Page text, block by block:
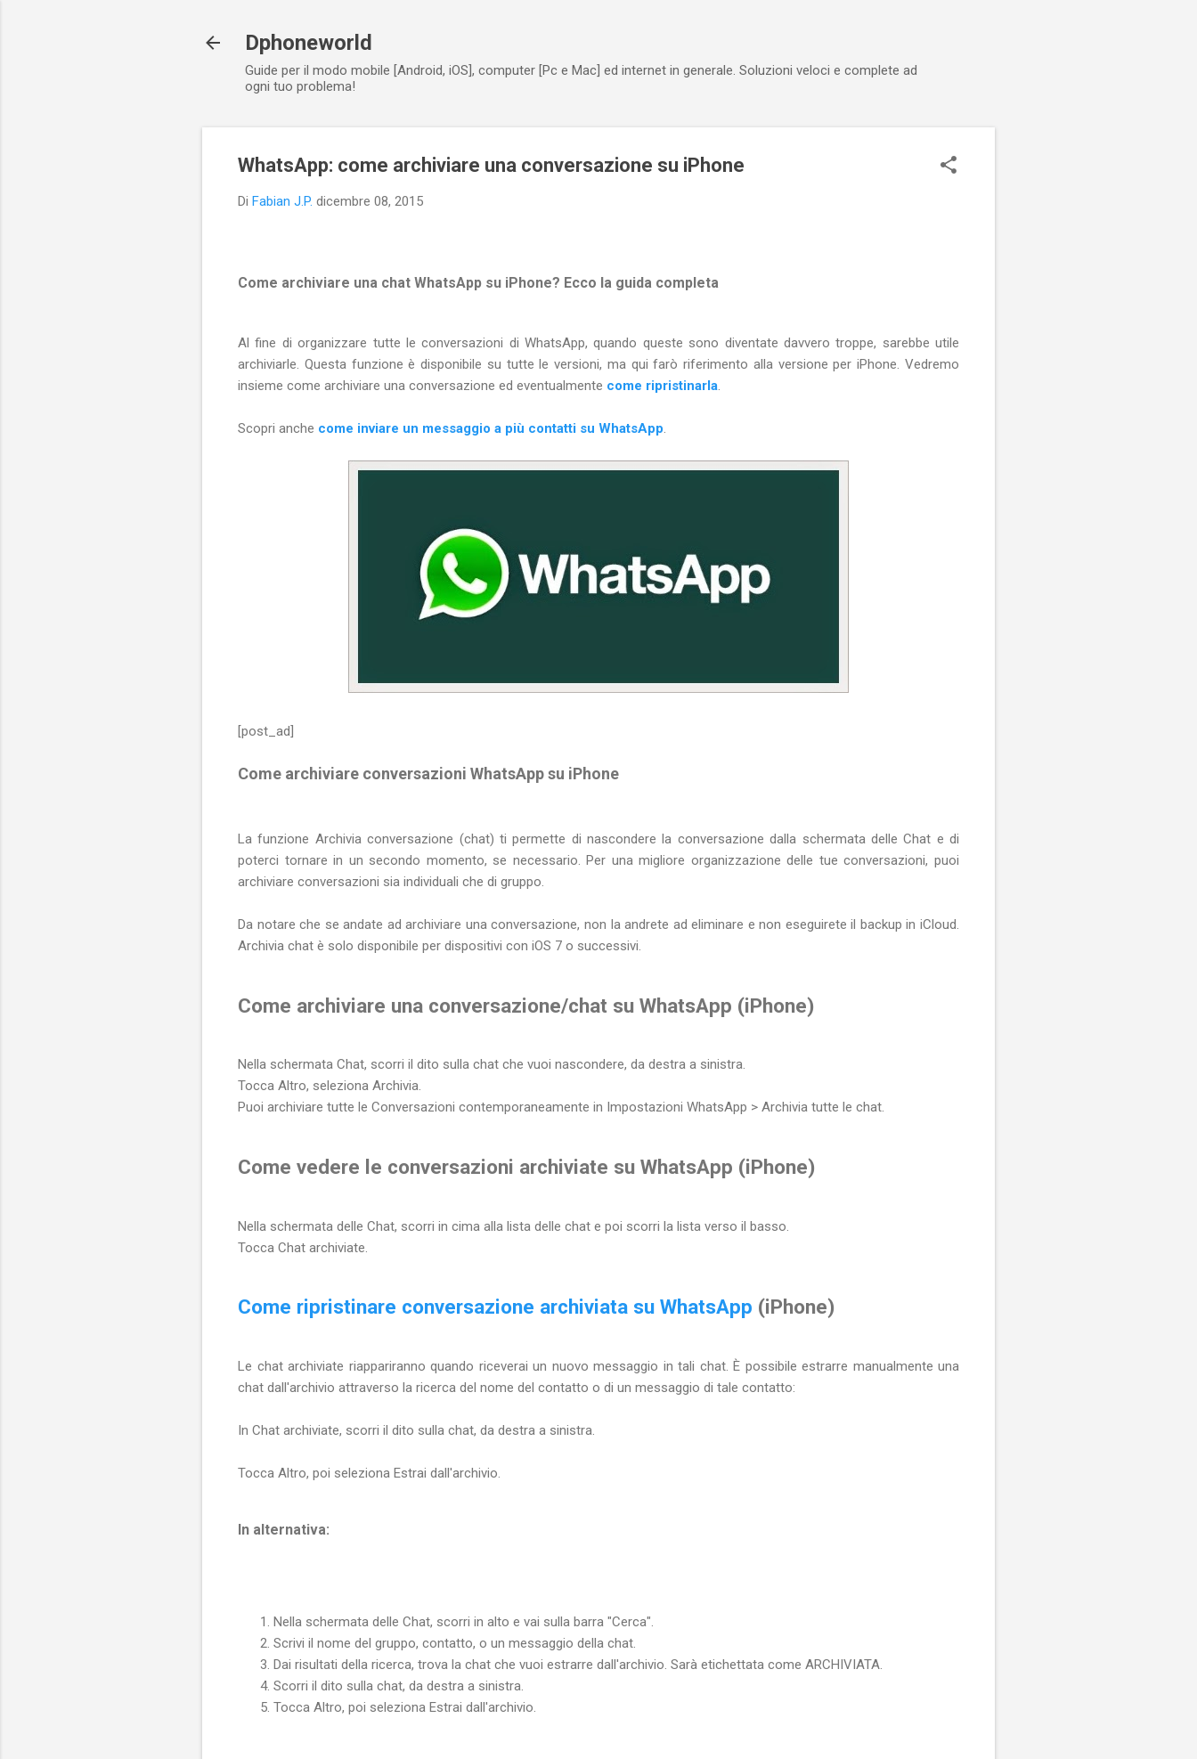
Dphoneworld
Guide per il modo mobile [Android, iOS], computer [Pc e Mac] ed internet in generale. Soluzioni veloci e complete ad
ogni tuo problema!
WhatsApp: come archiviare una conversazione su iPhone
Di Fabian J.P. dicembre 08, 2015
Come archiviare una chat WhatsApp su iPhone? Ecco la guida completa
Al fine di organizzare tutte le conversazioni di WhatsApp, quando queste sono diventate davvero troppe, sarebbe utile
archiviarle. Questa funzione è disponibile su tutte le versioni, ma qui farò riferimento alla versione per iPhone. Vedremo
insieme come archiviare una conversazione ed eventualmente come ripristinarla.
Scopri anche come inviare un messaggio a più contatti su WhatsApp.
[post_ad]
Come archiviare conversazioni WhatsApp su iPhone
La funzione Archivia conversazione (chat) ti permette di nascondere la conversazione dalla schermata delle Chat e di
poterci tornare in un secondo momento, se necessario. Per una migliore organizzazione delle tue conversazioni, puoi
archiviare conversazioni sia individuali che di gruppo.
Da notare che se andate ad archiviare una conversazione, non la andrete ad eliminare e non eseguirete il backup in iCloud.
Archivia chat è solo disponibile per dispositivi con iOS 7 o successivi.
Come archiviare una conversazione/chat su WhatsApp (iPhone)
Nella schermata Chat, scorri il dito sulla chat che vuoi nascondere, da destra a sinistra.
Tocca Altro, seleziona Archivia.
Puoi archiviare tutte le Conversazioni contemporaneamente in Impostazioni WhatsApp > Archivia tutte le chat.
Come vedere le conversazioni archiviate su WhatsApp (iPhone)
Nella schermata delle Chat, scorri in cima alla lista delle chat e poi scorri la lista verso il basso.
Tocca Chat archiviate.
Come ripristinare conversazione archiviata su WhatsApp (iPhone)
Le chat archiviate riappariranno quando riceverai un nuovo messaggio in tali chat. È possibile estrarre manualmente una
chat dall'archivio attraverso la ricerca del nome del contatto o di un messaggio di tale contatto:
In Chat archiviate, scorri il dito sulla chat, da destra a sinistra.
Tocca Altro, poi seleziona Estrai dall'archivio.
In alternativa:
Nella schermata delle Chat, scorri in alto e vai sulla barra "Cerca".
Scrivi il nome del gruppo, contatto, o un messaggio della chat.
Dai risultati della ricerca, trova la chat che vuoi estrarre dall'archivio. Sarà etichettata come ARCHIVIATA.
Scorri il dito sulla chat, da destra a sinistra.
Tocca Altro, poi seleziona Estrai dall'archivio.